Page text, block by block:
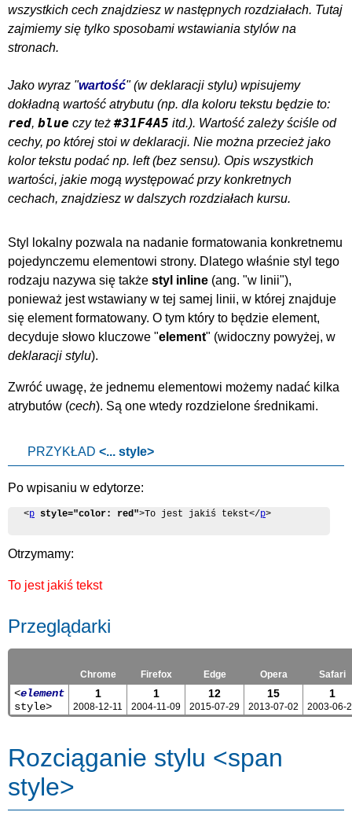
wszystkich cech znajdziesz w następnych rozdziałach. Tutaj
zajmiemy się tylko sposobami wstawiania stylów na
stronach.
Jako wyraz "wartość" (w deklaracji stylu) wpisujemy
dokładną wartość atrybutu (np. dla koloru tekstu będzie to:
red, blue czy też#31F4A5 itd.). Wartość zależy ściśle od
cechy, po której stoi w deklaracji. Nie można przecież jako
kolor tekstu podać np. left (bez sensu). Opis wszystkich
wartości, jakie mogą występować przy konkretnych
cechach, znajdziesz w dalszych rozdziałach kursu.
Styl lokalny pozwala na nadanie formatowania konkretnemu
pojedynczemu elementowi strony. Dlatego właśnie styl tego
rodzaju nazywa się także styl inline (ang. "w linii"),
ponieważ jest wstawiany w tej samej linii, w której znajduje
się element formatowany. O tym który to będzie element,
decyduje słowo kluczowe "element" (widoczny powyżej, w
deklaracji stylu).
Zwróć uwagę, że jednemu elementowi możemy nadać kilka
atrybutów (cech). Są one wtedy rozdzielone średnikami.
PRZYKŁAD <... style>
Po wpisaniu w edytorze:
<p style="color: red">To jest jakiś tekst</p>
Otrzymamy:
To jest jakiś tekst
Przeglądarki
Chrome Firefox Edge Opera Safari
<element
style>
1
2008-12-11
1
2004-11-09
12
2015-07-29
15
2013-07-02
1
2003-06-
Rozciąganie stylu <span
style>